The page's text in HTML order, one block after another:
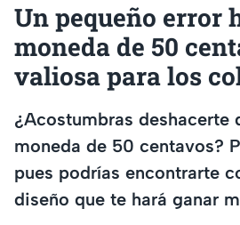
Un pequeño error
moneda de 50
valiosa para los
¿Acostumbras deshacerte
moneda de 50 centavos?
pues podrías encontrarte
diseño que te hará ganar